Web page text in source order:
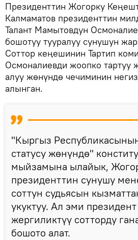
Президенттин Жогорку
Калмаматов президенттин
Талант Мамытовдун
бошотуу тууралуу сунушун
Соттор кеңешинин Тартип
Осмоналиевди жоопко тартуу
алуу жөнүндө чечиминин
алынган.
"Кыргыз
статусу жөнүндө"
мыйзамына ылайык,
президенттин сунушу
соттун судьясын
укуктуу. Ал эми
жергиликтүү сотторду
бошото алат.